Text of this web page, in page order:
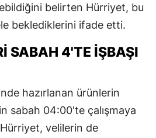
belirten Hürriyet, bu
beklediklerini ifade etti.
SABAH 4'TE İŞBAŞI
hazırlanan ürünlerin
sabah 04:00'te çalışmaya
Hürriyet, velilerin de